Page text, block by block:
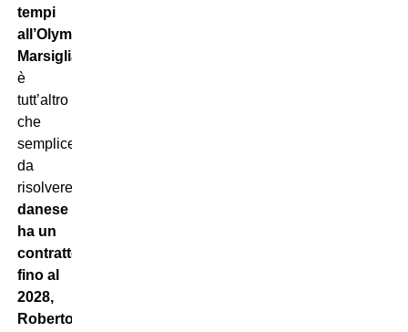
tempi
all’Olympique
Marsiglia,
è
tutt’altro
che
semplice
da
risolvere.
danese
ha un
contratto
fino al
2028,
Roberto